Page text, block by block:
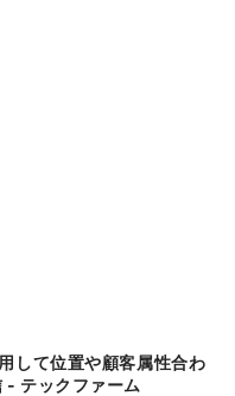
して位置や顧客属性合わ
- テックファーム